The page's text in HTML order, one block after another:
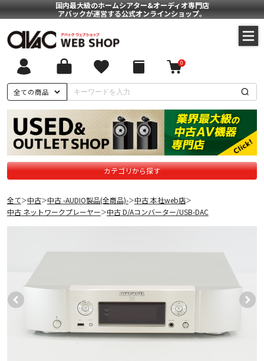
国内最大級のホームシアター&オーディオ専門店
アバックが運営する公式オンラインショップ。
全ての商品
0
カテゴリから探す
全て＞中古＞中古 -AUDIO製品(全商品)-＞中古 本社web店＞
中古 ネットワークプレーヤー＞中古 D/Aコンバーター/USB-DAC